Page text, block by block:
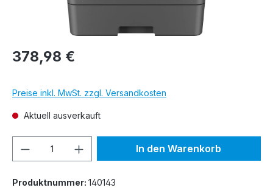
378,98 €
Preise inkl. MwSt. zzgl. Versandkosten
Aktuell ausverkauft
Produkt Anzahl: Gib denIn den Warenkorb
Produktnummer: 140143